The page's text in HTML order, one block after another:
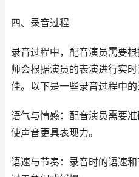
四、录音过程
录音过程中，配音演员需要
师会根据演员的表演进行实
佳。以下是一些录音过程中的
语气与情感：配音演员需要准
使声音更具表现力。
语速与节奏：录音时的语速